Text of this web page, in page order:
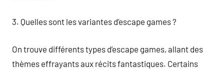
3. Quelles sont les variantes d’escape games ?
On trouve différents types d’escape games, allant des
thèmes effrayants aux récits fantastiques. Certains